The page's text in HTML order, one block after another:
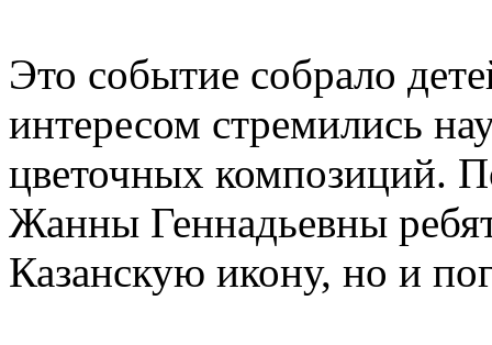
Это событие собрало
интересом стремились
цветочных композиций.
Жанны Геннадьевны
Казанскую икону, но и